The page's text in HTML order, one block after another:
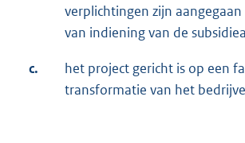
verplichtingen zijn
van indiening van de
c.
het project gericht is op een
transformatie van het